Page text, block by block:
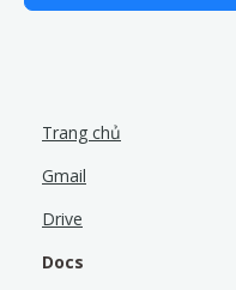
Trang chủ
Gmail
Drive
Docs